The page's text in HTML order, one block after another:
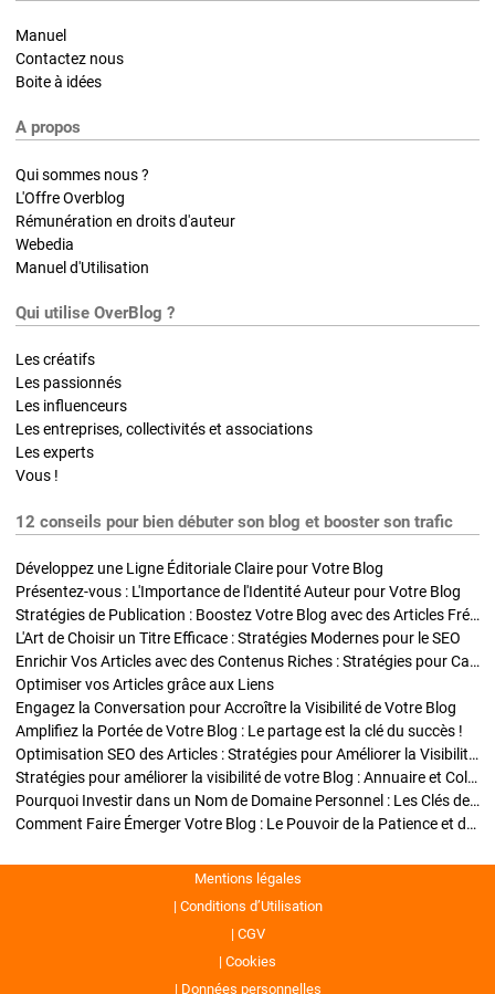
Manuel
Contactez nous
Boite à idées
A propos
Qui sommes nous ?
L'Offre Overblog
Rémunération en droits d'auteur
Webedia
Manuel d'Utilisation
Qui utilise OverBlog ?
Les créatifs
Les passionnés
Les influenceurs
Les entreprises, collectivités et associations
Les experts
Vous !
12 conseils pour bien débuter son blog et booster son trafic
Développez une Ligne Éditoriale Claire pour Votre Blog
Présentez-vous : L'Importance de l'Identité Auteur pour Votre Blog
Stratégies de Publication : Boostez Votre Blog avec des Articles Fréquents et Exclusifs
L'Art de Choisir un Titre Efficace : Stratégies Modernes pour le SEO
Enrichir Vos Articles avec des Contenus Riches : Stratégies pour Captiver et Optimiser
Optimiser vos Articles grâce aux Liens
Engagez la Conversation pour Accroître la Visibilité de Votre Blog
Amplifiez la Portée de Votre Blog : Le partage est la clé du succès !
Optimisation SEO des Articles : Stratégies pour Améliorer la Visibilité de Votre Blog
Stratégies pour améliorer la visibilité de votre Blog : Annuaire et Collaborations
Pourquoi Investir dans un Nom de Domaine Personnel : Les Clés de la Réussite de Votre Blog
Comment Faire Émerger Votre Blog : Le Pouvoir de la Patience et de la Persévérance
Mentions légales
Conditions d’Utilisation
CGV
Cookies
Données personnelles